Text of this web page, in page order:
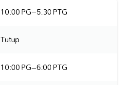
10:00 PG–5:30 PTG
Tutup
10:00 PG–6:00 PTG